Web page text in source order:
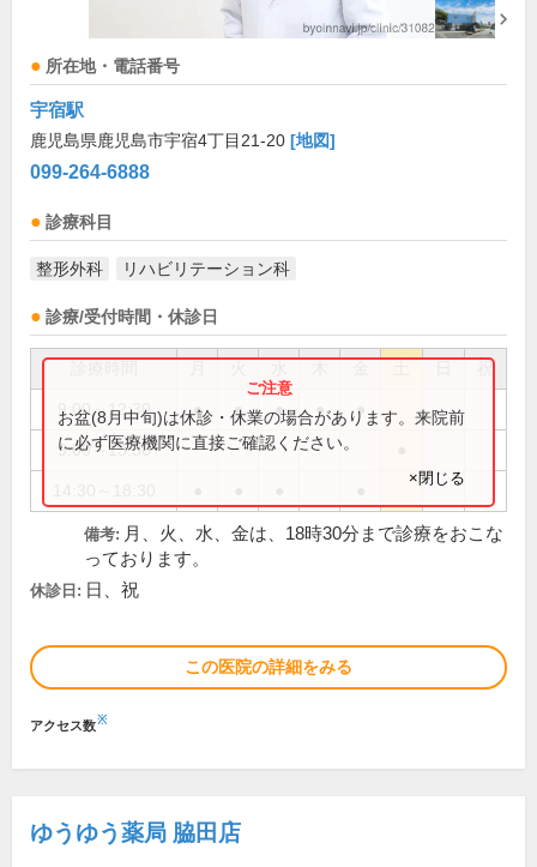
所在地・電話番号
宇宿駅
鹿児島県鹿児島市宇宿4丁目21-20 [地図]
099-264-6888
診療科目
整形外科 リハビリテーション科
診療/受付時間・休診日
祝
9:00～12:30 ● ● ● ● ●
9:00～13:30
お盆(8月中旬)は休診・休業の場合があります。来院前
に必ず医療機関に直接ご確認ください。
×閉じる
備考: 月、火、水、金は、18時30分まで診療をおこな
っております。
休診日: 日、祝
この医院の詳細をみる
アクセス数※
ゆうゆう薬局 脇田店